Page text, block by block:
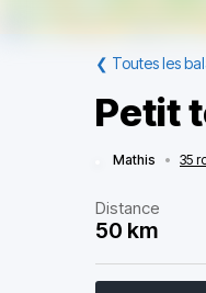
❮ Toutes les
Petit
Mathis • 35
Distance
50 km